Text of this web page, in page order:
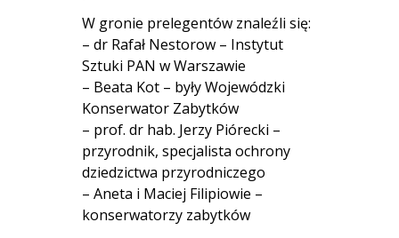
W gronie prelegentów znaleźli się:
– dr Rafał Nestorow – Instytut
Sztuki PAN w Warszawie
– Beata Kot – były Wojewódzki
Konserwator Zabytków
– prof. dr hab. Jerzy Piórecki –
przyrodnik, specjalista ochrony
dziedzictwa przyrodniczego
– Aneta i Maciej Filipiowie –
konserwatorzy zabytków